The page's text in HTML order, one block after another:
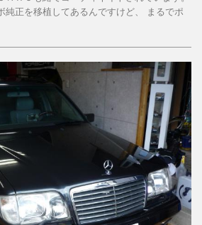
純正を移植してあるんですけど、 まるでポ